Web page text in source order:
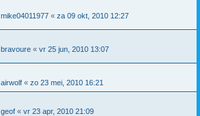
mike04011977 « za 09 okt, 2010 12:27
bravoure « vr 25 jun, 2010 13:07
airwolf « zo 23 mei, 2010 16:21
geof « vr 23 apr, 2010 21:09